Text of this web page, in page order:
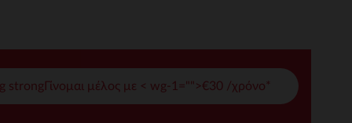
να διαχειριστείτε τις ρυθμίσεις απορρήτου,
strongΓίνομαι μέλος με < wg-1="">€30 /χρόνο*